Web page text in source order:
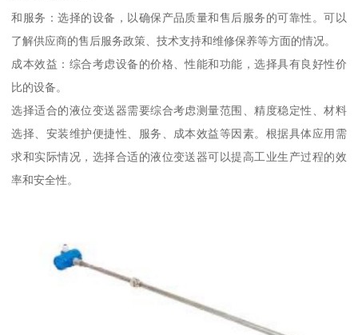
和服务：选择的设备，以确保产品质量和售后服务的可靠性。可以
了解供应商的售后服务政策、技术支持和维修保养等方面的情况。
成本效益：综合考虑设备的价格、性能和功能，选择具有良好性价
比的设备。
选择适合的液位变送器需要综合考虑测量范围、精度稳定性、材料
选择、安装维护便捷性、服务、成本效益等因素。根据具体应用需
求和实际情况，选择合适的液位变送器可以提高工业生产过程的效
率和安全性。